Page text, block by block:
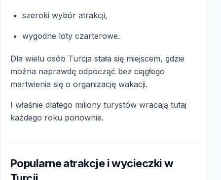
szeroki wybór atrakcji,
wygodne loty czarterowe.
Dla wielu osób Turcja stała się miejscem, gdzie
można naprawdę odpocząć bez ciągłego
martwienia się o organizację wakacji.
I właśnie dlatego miliony turystów wracają tutaj
każdego roku ponownie.
Popularne atrakcje i wycieczki w